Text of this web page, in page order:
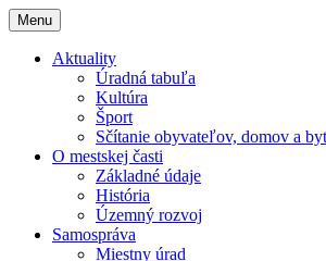
Menu
Aktuality
Úradná tabuľa
Kultúra
Šport
Sčítanie obyvateľov, domov a
O mestskej časti
Základné údaje
História
Územný rozvoj
Samospráva
Miestny úrad